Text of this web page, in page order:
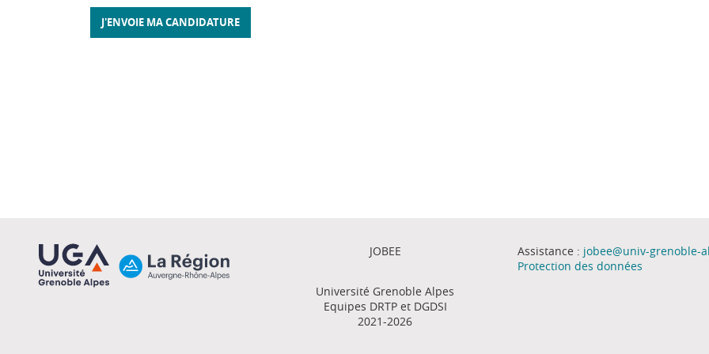
JOBEE
Université Grenoble Alpes
Equipes DRTP et DGDSI
2021-2026
Assistance : jobee@univ-grenoble-
Protection des données